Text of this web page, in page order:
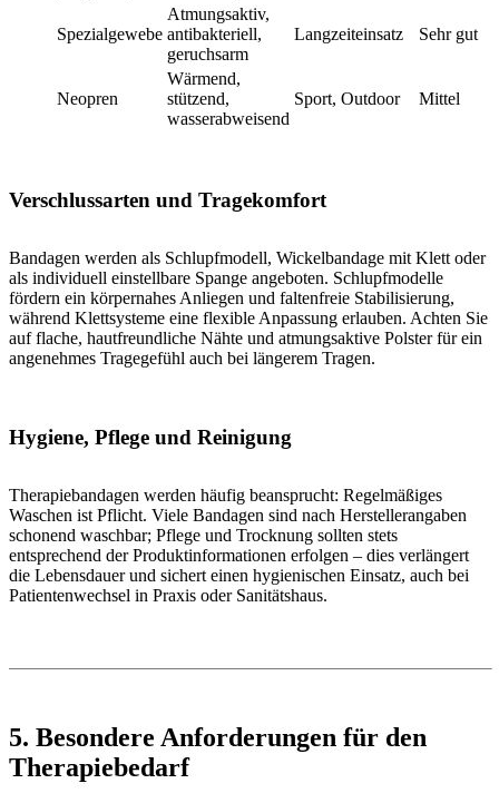
Spezialgewebe
Atmungsaktiv,
antibakteriell,
geruchsarm
Langzeiteinsatz Sehr gut
Neopren
Wärmend,
stützend,
wasserabweisend
Sport, Outdoor Mittel
Verschlussarten und Tragekomfort
Bandagen werden als Schlupfmodell, Wickelbandage mit Klett oder
als individuell einstellbare Spange angeboten. Schlupfmodelle
fördern ein körpernahes Anliegen und faltenfreie Stabilisierung,
während Klettsysteme eine flexible Anpassung erlauben. Achten Sie
auf flache, hautfreundliche Nähte und atmungsaktive Polster für ein
angenehmes Tragegefühl auch bei längerem Tragen.
Hygiene, Pflege und Reinigung
Therapiebandagen werden häufig beansprucht: Regelmäßiges
Waschen ist Pflicht. Viele Bandagen sind nach Herstellerangaben
schonend waschbar; Pflege und Trocknung sollten stets
entsprechend der Produktinformationen erfolgen – dies verlängert
die Lebensdauer und sichert einen hygienischen Einsatz, auch bei
Patientenwechsel in Praxis oder Sanitätshaus.
5. Besondere Anforderungen für den
Therapiebedarf